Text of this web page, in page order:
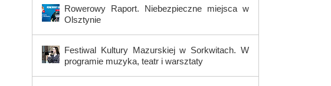
Rowerowy Raport. Niebezpieczne miejsca w
Olsztynie
Festiwal Kultury Mazurskiej w Sorkwitach. W
programie muzyka, teatr i warsztaty